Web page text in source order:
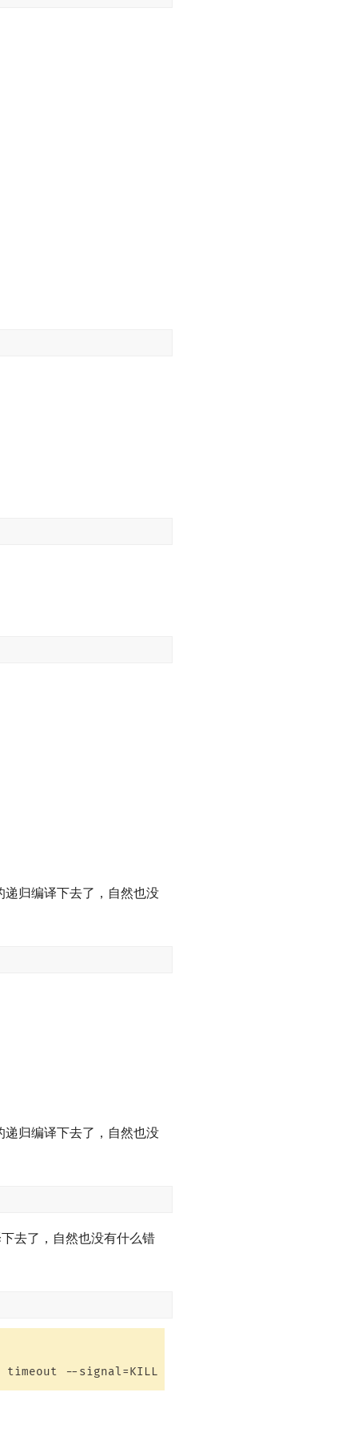
归编译下去了，自然也没
归编译下去了，自然也没
去了，自然也没有什么错
--signal=KILL